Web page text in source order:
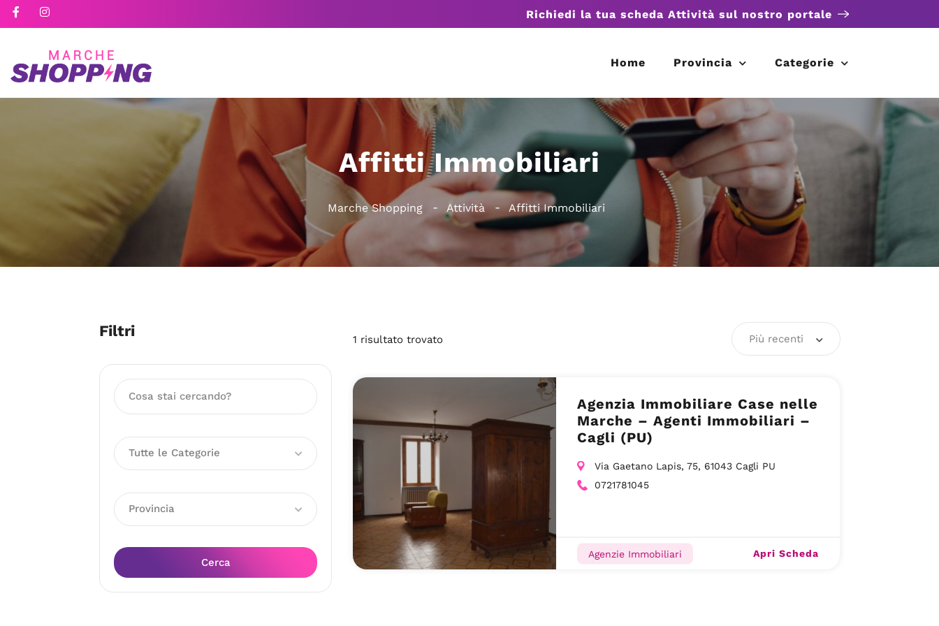
Richiedi la tua scheda Attività sul nostro portale
Home Provincia Categorie
Affitti Immobiliari
Marche Shopping Attività Affitti Immobiliari
Filtri
Tutte le Categorie
Provincia
Cerca
1 risultato trovato Più recenti
Agenzia Immobiliare Case nelle
Marche – Agenti Immobiliari –
Cagli (PU)
Via Gaetano Lapis, 75, 61043 Cagli PU
0721781045
Agenzie Immobiliari Apri Scheda